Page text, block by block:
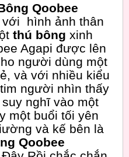
Qoobee
hình ảnh thân
thú bông xinh
Agapi được lên
người dùng một
và với nhiều kiểu
người nhìn thấy
nghĩ vào một
một buổi tối yên
và kế bên là
Qoobee